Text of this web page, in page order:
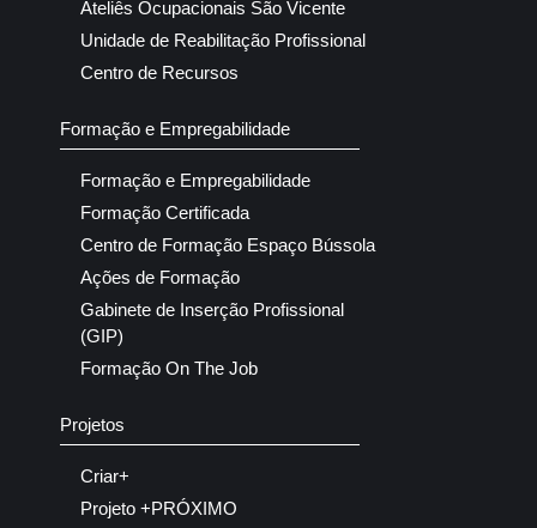
Ateliês Ocupacionais São Vicente
Unidade de Reabilitação Profissional
Centro de Recursos
Formação e Empregabilidade
Formação e Empregabilidade
Formação Certificada
Centro de Formação Espaço Bússola
Ações de Formação
Gabinete de Inserção Profissional
(GIP)
Formação On The Job
Projetos
Criar+
Projeto +PRÓXIMO